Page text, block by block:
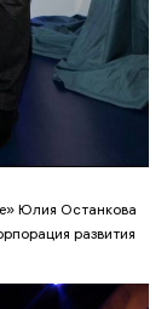
Юлия Останкова
развития